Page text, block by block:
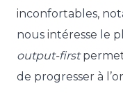
inconfortables,
nous intéresse le
output-first
de progresser à